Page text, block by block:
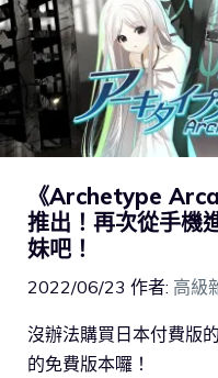
《Archetype
推出！再次從手機
妹吧！
2022/06/23 作者: 高級
沒辦法購買日本付費版
的免費版本囉！